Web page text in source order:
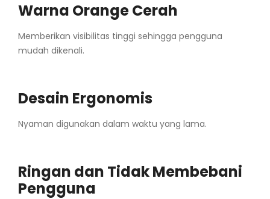
Warna Orange Cerah
Memberikan visibilitas tinggi sehingga pengguna
mudah dikenali.
Desain Ergonomis
Nyaman digunakan dalam waktu yang lama.
Ringan dan Tidak Membebani
Pengguna